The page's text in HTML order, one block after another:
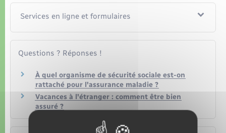
Services en ligne et formulaires
Questions ? Réponses !
À quel organisme de sécurité sociale est-on
rattaché pour l'assurance maladie ?
Vacances à l'étranger : comment être bien
assuré ?